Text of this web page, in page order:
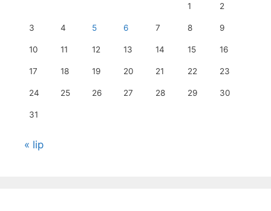
1 2
3 4 5 6 7 8 9
10 11 12 13 14 15 16
17 18 19 20 21 22 23
24 25 26 27 28 29 30
31
« lip